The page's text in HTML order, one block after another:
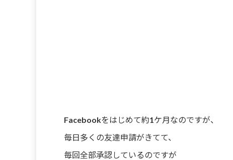
Facebookをはじめて約1ケ月なのですが、
毎日多くの友達申請がきてて、
毎回全部承認しているのですが